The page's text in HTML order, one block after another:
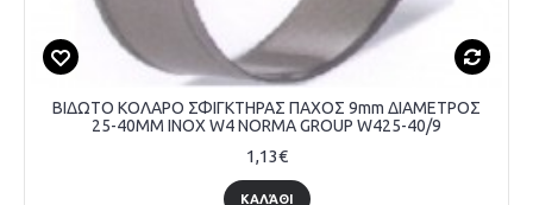
ΒΙΔΩΤΟ ΚΟΛΑΡΟ ΣΦΙΓΚΤΗΡΑΣ ΠΑΧΟΣ 9mm ΔΙΑΜΕΤΡΟΣ
25-40MM INOX W4 NORMA GROUP W425-40/9
1,13€
ΚΑΛΆΘΙ